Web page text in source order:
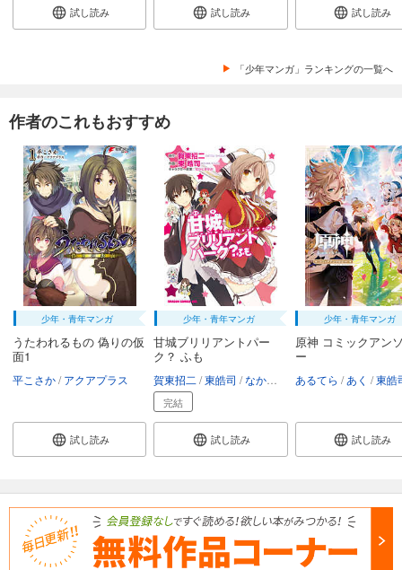
試し読み 試し読み 試し読み
「少年マンガ」ランキングの一覧へ
作者のこれもおすすめ
少年・青年マンガ
うたわれるもの 偽りの仮
面1
平こさか アクアプラス
試し読み
少年・青年マンガ
甘城ブリリアントパー
ク？ ふも
賀東招二 東皓司 なかじまゆか
完結
試し読み
少年・青年マンガ
原神 コミックアン
ー
あるてら あく 東皓
試し読み